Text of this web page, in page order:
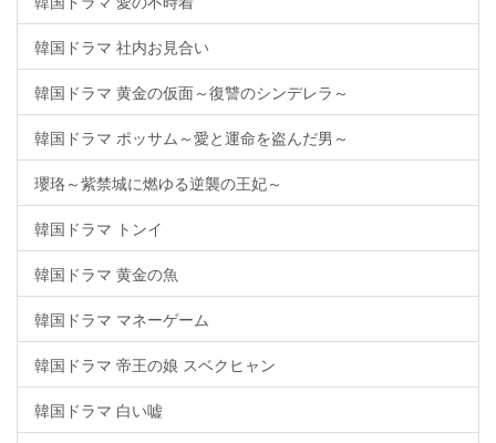
韓国ドラマ 社内お見合い
韓国ドラマ 黄金の仮面～復讐のシンデレラ～
韓国ドラマ ポッサム～愛と運命を盗んだ男～
瓔珞～紫禁城に燃ゆる逆襲の王妃～
韓国ドラマ トンイ
韓国ドラマ 黄金の魚
韓国ドラマ マネーゲーム
韓国ドラマ 帝王の娘 スベクヒャン
韓国ドラマ 白い嘘